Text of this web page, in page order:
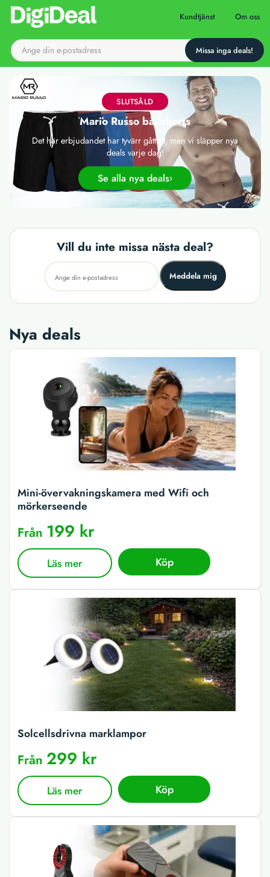
Till startsidan Kundtjänst Om oss
SLUTSÅLD
Mario Russo badshorts
Det här erbjudandet har tyvärr gått ut, men vi släpper nya
deals varje dag!
Se alla nya deals
Vill du inte missa nästa deal?
Meddela mig
Nya deals
Mini-övervakningskamera med Wifi och
mörkerseende
Från 199 kr
Läs mer Köp
Solcellsdrivna marklampor
Från 299 kr
Läs mer Köp